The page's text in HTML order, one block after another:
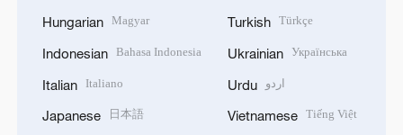
Hungarian Magyar
Indonesian Bahasa Indonesia
Italian Italiano
Japanese 日本語
Turkish Türkçe
Ukrainian Українська
Urdu اردو
Vietnamese Tiếng Việt